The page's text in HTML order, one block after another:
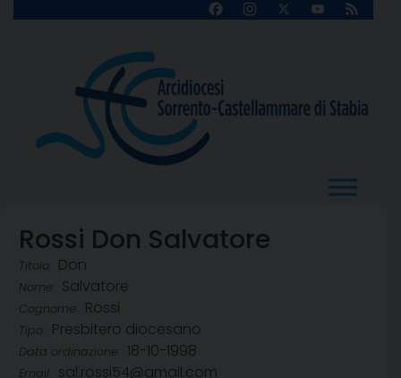
FacebookInstagram
X
YouTube
Feed
Rossi Don Salvatore
Titolo: Don
Nome: Salvatore
Cognome: Rossi
Tipo: Presbitero diocesano
Data ordinazione: 18-10-1998
Email:
sal.rossi54@gmail.com